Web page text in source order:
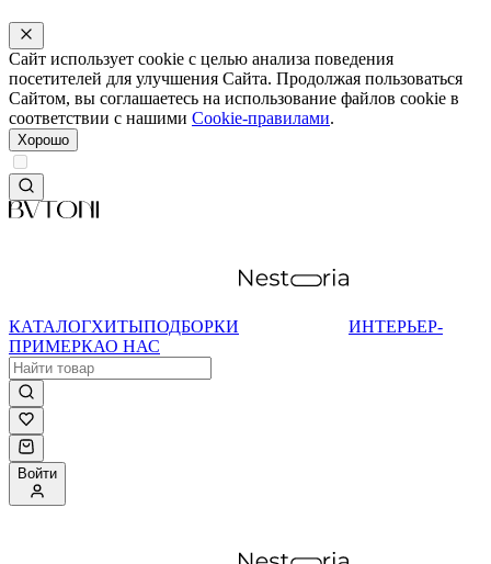
Сайт использует cookie с целью анализа поведения
посетителей для улучшения Сайта. Продолжая пользоваться
Сайтом, вы соглашаетесь на использование файлов cookie в
соответствии с нашими Cookie-правилами.
Хорошо
КАТАЛОГХИТЫПОДБОРКИ
ИНТЕРЬЕР-
ПРИМЕРКАО НАС
Войти